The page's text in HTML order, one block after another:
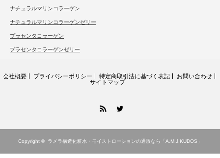
ナチュラルマリンコラーゲン
ナチュラルマリンコラーゲンゼリー
プラセンタコラーゲン
プラセンタコラーゲンゼリー
会社概要 プライバシーポリシー 特定商取引法に基づく表記
お問い合わせ
サイトマップ
Copyright © ラメラ構造化粧水・モイストローションの通販なら「A.M.J.KUDOS」